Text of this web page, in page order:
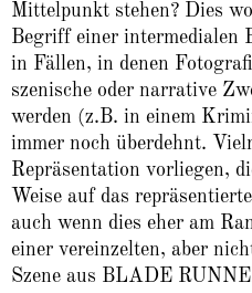
Mittelpunkt stehen? Dies
Begriff einer intermedialen
in Fällen, in denen
szenische oder narrative
werden (z.B. in einem
immer noch überdehnt.
Repräsentation vorliegen,
Weise auf das
auch wenn dies eher am
einer vereinzelten, aber
Szene aus BLADE